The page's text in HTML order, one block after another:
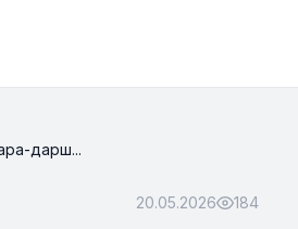
дарш...
20.05.2026 184